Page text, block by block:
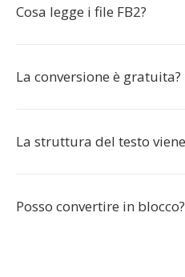
Cosa legge i file FB2?
La conversione è gratuita?
La struttura del testo
Posso convertire in blocco?